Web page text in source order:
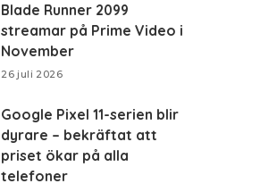
Blade Runner 2099
streamar på Prime Video i
November
26 juli 2026
Google Pixel 11-serien blir
dyrare – bekräftat att
priset ökar på alla
telefoner